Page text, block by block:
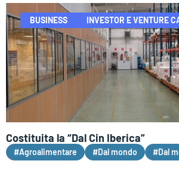
BUSINESS INVESTOR E VENTURE
Costituita la “Dal Cin Iberica”
#Agroalimentare #Dal mondo #Dal